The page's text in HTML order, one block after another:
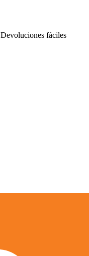
Devoluciones fáciles